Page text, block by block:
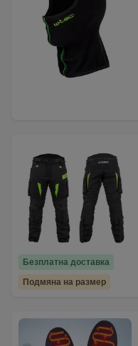
Безплатна доставка
Подмяна на размер